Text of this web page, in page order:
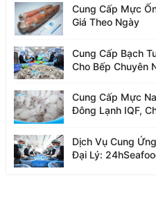
Cung Cấp Mực
Giá Theo Ngày
Cung Cấp Bạch
Cho Bếp Chuyên
Cung Cấp Mực
Đông Lạnh IQF,
Dịch Vụ Cung
Đại Lý: